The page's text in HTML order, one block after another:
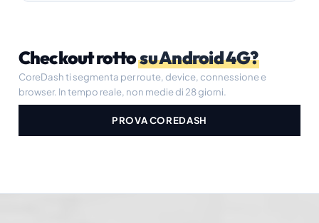
Checkout rottosu Android 4G?
CoreDash ti segmenta per route, device, connessione e
browser. In tempo reale, non medie di 28 giorni.
PROVA COREDASH